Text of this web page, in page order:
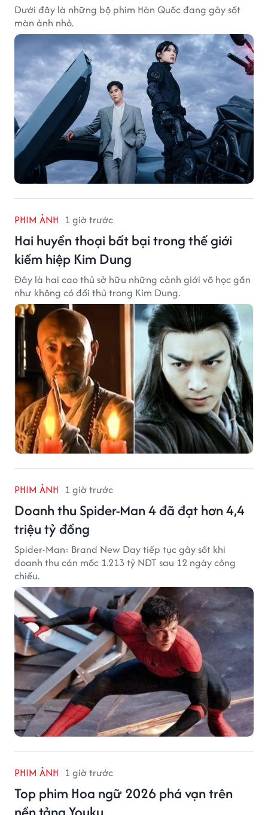
Dưới đây là những bộ phim Hàn Quốc đang gây sốt
màn ảnh nhỏ.
PHIM ẢNH 1 giờ trước
Hai huyền thoại bất bại trong thế giới
kiếm hiệp Kim Dung
Đây là hai cao thủ sở hữu những cảnh giới võ học gần
như không có đối thủ trong Kim Dung.
PHIM ẢNH 1 giờ trước
Doanh thu Spider-Man 4 đã đạt hơn 4,4
triệu tỷ đồng
Spider-Man: Brand New Day tiếp tục gây sốt khi
doanh thu cán mốc 1.213 tỷ NDT sau 12 ngày công
chiếu.
PHIM ẢNH 1 giờ trước
Top phim Hoa ngữ 2026 phá vạn trên